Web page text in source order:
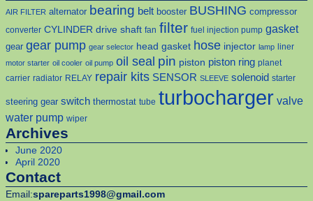
AIR FILTER alternator bearing belt booster BUSHING compressor
converter CYLINDER drive shaft fan filter fuel injection pump gasket
gear gear pump gear selector head gasket hose injector lamp liner
motor starter oil cooler oil pump oil seal pin piston piston ring planet
carrier radiator RELAY repair kits SENSOR SLEEVE solenoid starter
steering gear switch thermostat tube turbocharger valve
water pump wiper
Archives
June 2020
April 2020
Contact
Email:spareparts1998@gmail.com